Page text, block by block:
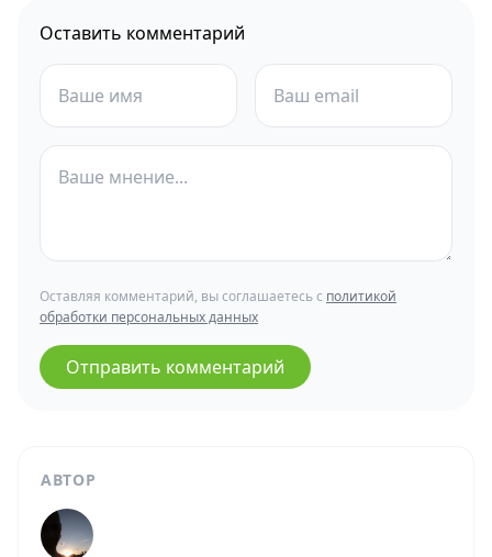
АВТОР
Оставить комментарий
Оставляя комментарий, вы соглашаетесь с политикой
обработки персональных данных
Отправить комментарий